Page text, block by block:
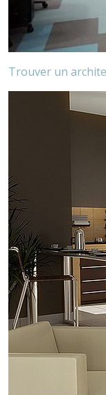
Trouver un